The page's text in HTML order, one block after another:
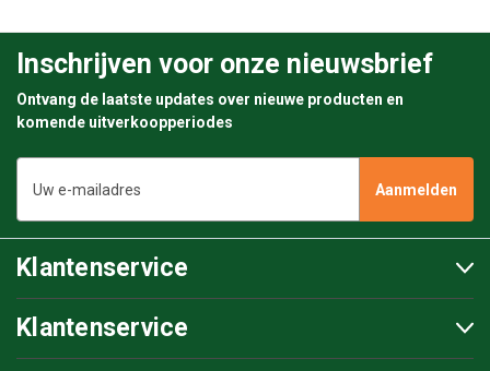
Inschrijven voor onze nieuwsbrief
Ontvang de laatste updates over nieuwe producten en
komende uitverkoopperiodes
mailadres
Klantenservice
Klantenservice